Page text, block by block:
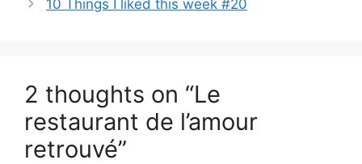
10 Things I liked this week #20
2 thoughts on “Le
restaurant de l’amour
retrouvé”